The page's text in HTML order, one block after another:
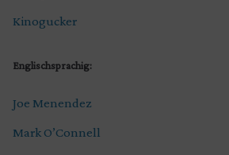
Kinogucker
Englischsprachig:
Joe Menendez
Mark O’Connell